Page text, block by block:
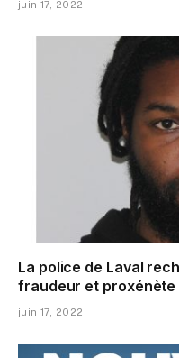
juin 17, 2022
La police de Laval
fraudeur et proxénète
juin 17, 2022